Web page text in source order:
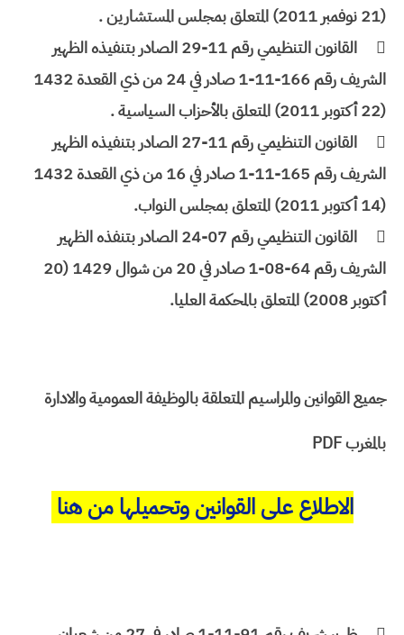
(21 نوفمبر 2011) المتعلق بمجلس المستشارين .

القانون التنظيمي رقم 11-29 الصادر بتنفيذه الظهير
الشريف رقم 166-11-1 صادر في 24 من ذي القعدة 1432
(22 أكتوبر 2011) المتعلق بالأحزاب السياسية .

القانون التنظيمي رقم 11-27 الصادر بتنفيذه الظهير
الشريف رقم 165-11-1 صادر في 16 من ذي القعدة 1432
(14 أكتوبر 2011) المتعلق بمجلس النواب.

القانون التنظيمي رقم 07-24 الصادر بتنفذه الظهير
الشريف رقم 64-08-1 صادر في 20 من شوال 1429 (20
أكتوبر 2008) المتعلق بالمحكمة العليا.
جميع القوانين والمراسيم المتعلقة بالوظيفة العمومية والادارة
بالمغرب PDF
الاطلاع على القوانين وتحميلها من هنا